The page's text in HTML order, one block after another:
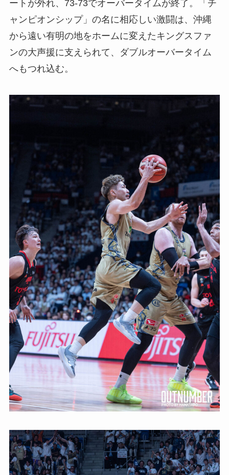
ートが外れ、73-73でオーバータイムが終了。「チ
ャンピオンシップ」の名に相応しい激闘は、沖縄
から遠い有明の地をホームに変えたキングスファ
ンの大声援に支えられて、ダブルオーバータイム
へもつれ込む。